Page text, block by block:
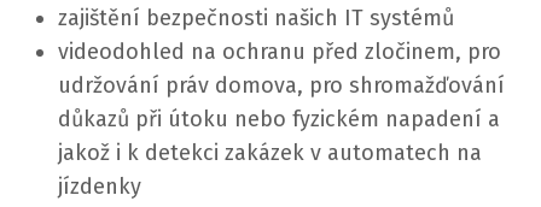
zajištění bezpečnosti našich IT systémů
videodohled na ochranu před zločinem, pro
udržování práv domova, pro shromažďování
důkazů při útoku nebo fyzickém napadení a
jakož i k detekci zakázek v automatech na
jízdenky